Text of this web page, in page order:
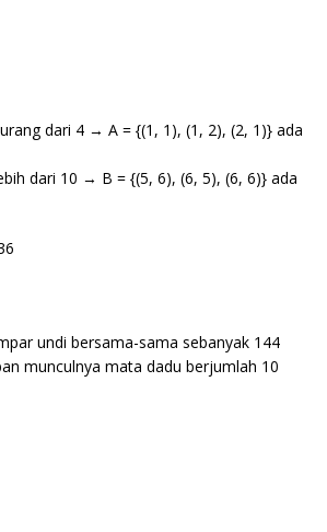
dari 4 → A = {(1, 1), (1, 2), (2, 1)} ada
dari 10 → B = {(5, 6), (6, 5), (6, 6)} ada
undi bersama-sama sebanyak 144
munculnya mata dadu berjumlah 10